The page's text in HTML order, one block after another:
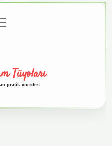
Tüyoları
pratik öneriler!